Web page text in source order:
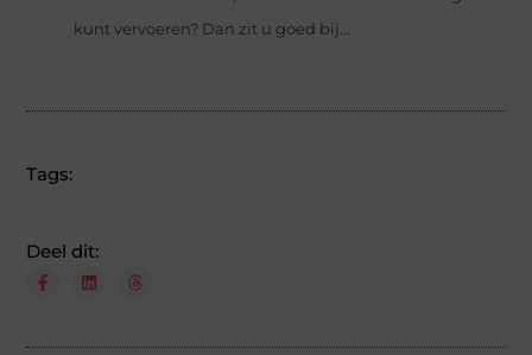
kunt vervoeren? Dan zit u goed bij...
Tags:
Deel dit: